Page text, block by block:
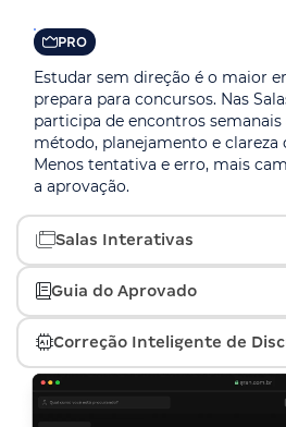
PRO
Estudar sem direção é o maior
prepara para concursos. Nas
participa de encontros
método, planejamento e clareza
Menos tentativa e erro, mais
a aprovação.
Salas Interativas
Um ambiente genérico
Interativas, você imerge em
espaço exclusivo. Mais
distrações.
Guia do Aprovado
Não basta estudar muito, é
Guia do Aprovado mostra o que
da preparação, com técnicas de
Correção Inteligente de
PRO